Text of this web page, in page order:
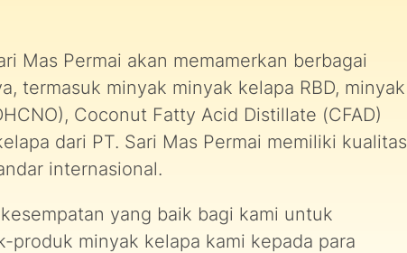
Mas Permai akan memamerkan berbagai
termasuk minyak minyak kelapa RBD, minyak
Coconut Fatty Acid Distillate (CFAD)
dari PT. Sari Mas Permai memiliki kualitas
internasional.
yang baik bagi kami untuk
produk minyak kelapa kami kepada para